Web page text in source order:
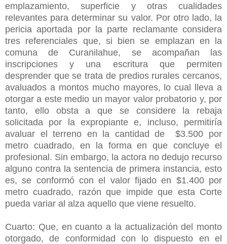
emplazamiento, superficie y otras cualidades
relevantes para determinar su valor. Por otro lado, la
pericia aportada por la parte reclamante considera
tres referenciales que, si bien se emplazan en la
comuna de Curanilahue, se acompañan las
inscripciones y una escritura que permiten
desprender que se trata de predios rurales cercanos,
avaluados a montos mucho mayores, lo cual lleva a
otorgar a este medio un mayor valor probatorio y, por
tanto, ello obsta a que se considere la rebaja
solicitada por la expropiante e, incluso, permitiría
avaluar el terreno en la cantidad de $3.500 por
metro cuadrado, en la forma en que concluye el
profesional. Sin embargo, la actora no dedujo recurso
alguno contra la sentencia de primera instancia, esto
es, se conformó con el valor fijado en $1.400 por
metro cuadrado, razón que impide que esta Corte
pueda variar al alza aquello que viene resuelto.
Cuarto: Que, en cuanto a la actualización del monto
otorgado, de conformidad con lo dispuesto en el